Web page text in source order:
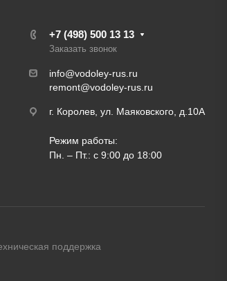
+7 (498) 500 13 13
Заказать звонок
info@vodoley-rus.ru
remont@vodoley-rus.ru
г. Королев, ул. Маяковского, д.10А
Режим работы:
Пн. – Пт.: с 9:00 до 18:00
поддержка